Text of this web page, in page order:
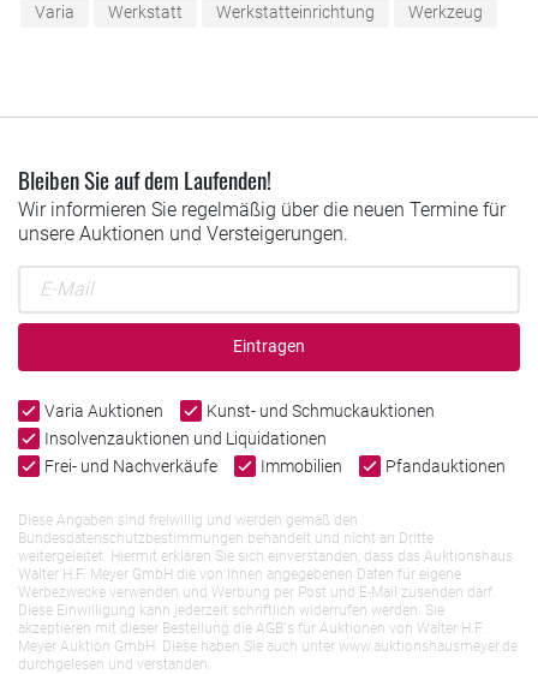
Varia
Werkstatt Werkstatteinrichtung Werkzeug
Bleiben Sie auf dem Laufenden!
Wir informieren Sie regelmäßig über die neuen Termine für
unsere Auktionen und Versteigerungen.
Eintragen
Varia Auktionen
Kunst- und Schmuckauktionen
Insolvenzauktionen und Liquidationen
Frei- und Nachverkäufe
Immobilien Pfandauktionen
Diese Angaben sind freiwillig und werden gemäß den
Bundesdatenschutzbestimmungen behandelt und nicht an Dritte
weitergeleitet. Hiermit erklären Sie sich einverstanden, dass das Auktionshaus
Walter H.F. Meyer GmbH die von Ihnen angegebenen Daten für eigene
Werbezwecke verwenden und Werbung per Post und E-Mail zusenden darf.
Diese Einwilligung kann jederzeit schriftlich widerrufen werden. Sie
akzeptieren mit dieser Bestellung die AGB`s für Auktionen von Walter H.F.
Meyer Auktion GmbH. Diese haben Sie auch unter www.auktionshausmeyer.de
durchgelesen und verstanden.